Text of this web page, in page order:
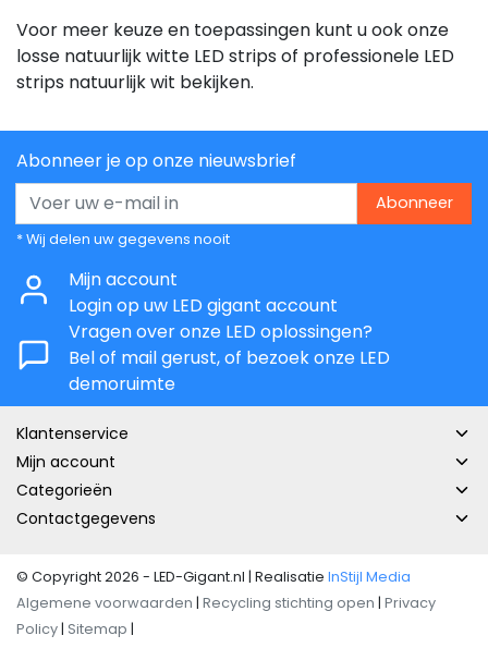
Voor meer keuze en toepassingen kunt u ook onze
losse natuurlijk witte LED strips of professionele LED
strips natuurlijk wit bekijken.
Abonneer je op onze nieuwsbrief
Abonneer
* Wij delen uw gegevens nooit
Mijn account
Login op uw LED gigant account
Vragen over onze LED oplossingen?
Bel of mail gerust, of bezoek onze LED
demoruimte
Klantenservice
Mijn account
Categorieën
Contactgegevens
© Copyright 2026 - LED-Gigant.nl | Realisatie InStijl Media
Algemene voorwaarden | Recycling stichting open | Privacy
Policy | Sitemap |